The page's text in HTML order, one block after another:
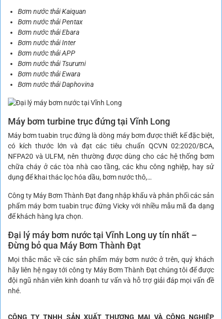
Bơm nước thải Kaiquan
Bơm nước thải Pentax
Bơm nước thải Ebara
Bơm nước thải Inter
Bơm nước thải APP
Bơm nước thải Tsurumi
Bơm nước thải Ewara
Bơm nước thải Daphovina
Máy bơm turbine trục đứng tại Vĩnh Long
Máy bơm tuabin trục đứng là dòng máy bơm được thiết kế đặc biệt,
có kích thước lớn và đạt các tiêu chuẩn QCVN 02:2020/BCA,
NFPA20 và ULFM, nên thường được dùng cho các hệ thống bơm
chữa cháy ở các tòa nhà cao tầng, các khu công nghiệp, hay sử
dụng để khai thác lọc hóa dầu, bơm nước thô,…
Công ty Máy Bơm Thành Đạt đang nhập khẩu và phân phối các sản
phẩm máy bơm tuabin trục đứng Vicky với nhiều mẫu mã đa dạng
để khách hàng lựa chọn.
Đại lý máy bơm nước tại Vĩnh Long uy tín nhất –
Đừng bỏ qua Máy Bơm Thành Đạt
Mọi thắc mắc về các sản phẩm máy bơm nước ở trên, quý khách
hãy liên hệ ngay tới công ty Máy Bơm Thành Đạt chúng tôi để được
đội ngũ nhân viên kinh doanh tư vấn và hỗ trợ giải đáp mọi vấn đề
nhé.
CÔNG TY TNHH SẢN XUẤT THƯƠNG MẠI VÀ CÔNG NGHIỆP